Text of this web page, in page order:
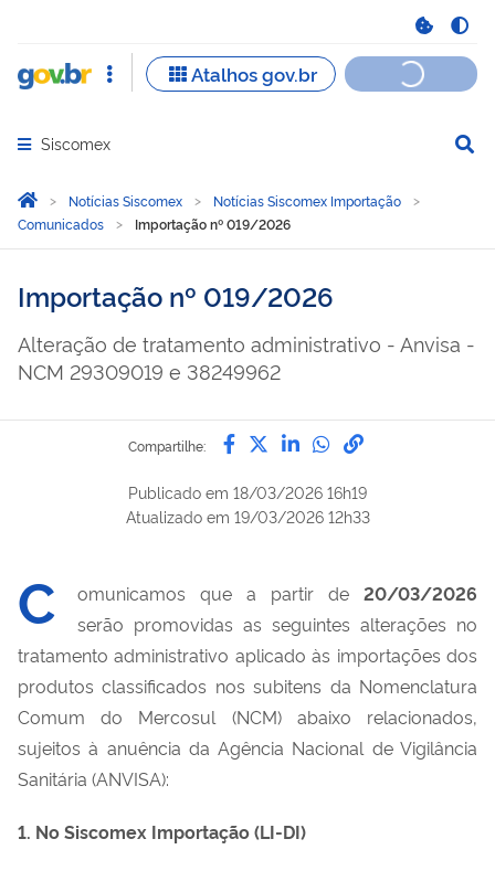
Abrir menu principal de navegação
Siscomex
Você está aqui:
Página Inicial
Notícias Siscomex
Notícias Siscomex Importação
Comunicados
Importação nº 019/2026
Importação nº 019/2026
Alteração de tratamento administrativo - Anvisa -
NCM 29309019 e 38249962
Compartilhe: Compartilhe por Facebook
Compartilhe por Twitter
Compartilhe por
Compartilhe
link para
Publicado em 18/03/2026 16h19
Atualizado em 19/03/2026 12h33
C omunicamos que a partir de 20/03/2026
serão promovidas as seguintes alterações no
tratamento administrativo aplicado às importações dos
produtos classificados nos subitens da Nomenclatura
Comum do Mercosul (NCM) abaixo relacionados,
sujeitos à anuência da Agência Nacional de Vigilância
Sanitária (ANVISA):
1. No Siscomex Importação (LI-DI)